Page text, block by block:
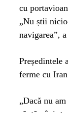
cu
„Nu știi
navigarea”,
Președintele
ferme cu
„Dacă nu